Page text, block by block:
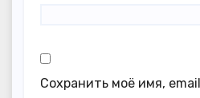
Сохранить моё имя,